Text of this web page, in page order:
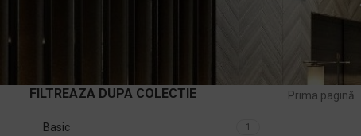
FILTREAZA DUPA COLECTIE
Basic 1
Prima pagină